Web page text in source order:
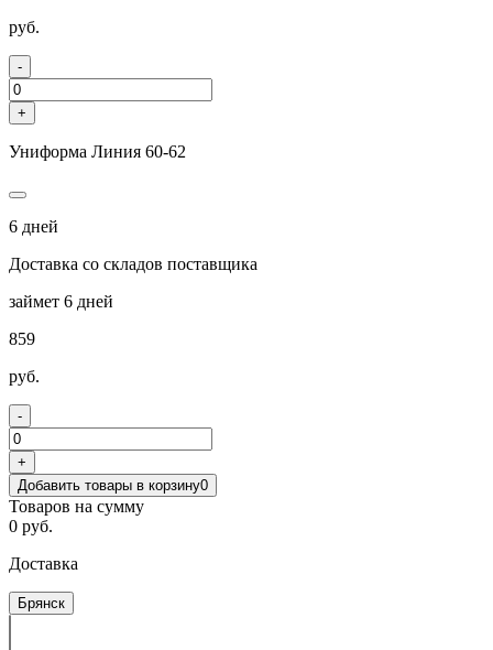
руб.
-
+
Униформа Линия 60-62
6 дней
Доставка со складов поставщика
займет 6 дней
859
руб.
-
+
Добавить товары в корзину0
Товаров на сумму
0 руб.
Доставка
Брянск